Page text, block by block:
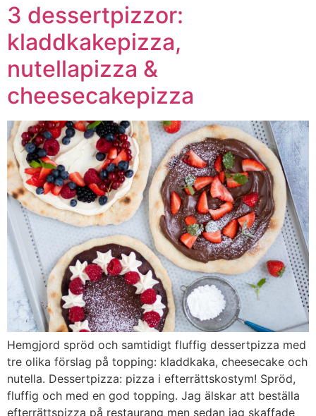
3 dessertpizzor:
kladdkakepizza,
nutellapizza &
cheesecakepizza
Hemgjord spröd och samtidigt fluffig dessertpizza med
tre olika förslag på topping: kladdkaka, cheesecake och
nutella. Dessertpizza: pizza i efterrättskostym! Spröd,
fluffig och med en god topping. Jag älskar att beställa
efterrättspizza på restaurang men sedan jag skaffade